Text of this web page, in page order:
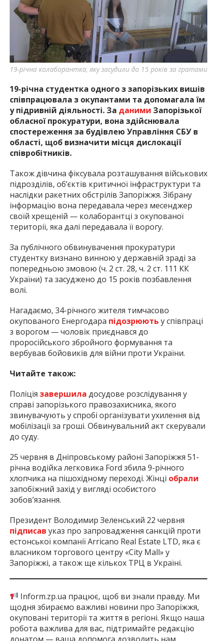
найважливішу інформацію про події
міста Запоріжжя та області.
19-річна колаборантка, яку засудили до 15 років за гратами
19-річна студентка одного з запорізьких вишів
співпрацювала з окупантами та допомагала їм
у підривній діяльності. За даними Запорізької
обласної прокуратури, вона здійснювала
спостереження за будівлею Управління СБУ в
області, щоб визначити місця дислокації
співробітників.
Також дівчина фіксувала розташування військових
підрозділів, об’єктів критичної інфраструктури та
наслідки ракетних обстрілів Запоріжжя. Зібрану
інформацію вона передавала через месенджер
своїй хрещеній — колаборантці з окупованої
території, яка далі передавала її ворогу.
За публічного обвинувачення прокуратури
студентку визнано винною у державній зраді за
попередньою змовою (ч. 2 ст. 28, ч. 2 ст. 111 КК
України) та засуджено до 15 років позбавлення
волі.
Нагадаємо, 34-річного жителя тимчасово
окупованого Енергодара підозрюють у співпраці
з ворогом — чоловік приєднався до
проросійського збройного формування та
вербував бойовиків для війни проти України.
Читайте також:
Поліція завершила досудове розслідування у
справі запорізького правозахисника, якого
звинувачують у спробі організувати ухилення від
мобілізації за гроші. Обвинувальний акт скерували
до суду.
25 червня в Дніпровському районі Запоріжжя 51-
річна водійка легковика Ford збила 9-річного
хлопчика на пішохідному переході. Жінці обрали
запобіжний захід у вигляді особистого
зобов’язання.
Президент Володимир Зеленський 22 червня
підписав указ про запровадження санкцій проти
естонської компанії Arricano Real Estate LTD, яка є
власником торгового центру «City Mall» у
Запоріжжі, а також ще кількох ТРЦ в Україні.
Inform.zp.ua працює, щоб ви знали правду. Ми
щодня збираємо важливі новини про Запоріжжя,
окуповані території та життя в регіоні. Якщо наша
робота важлива для вас, підтримайте редакцію